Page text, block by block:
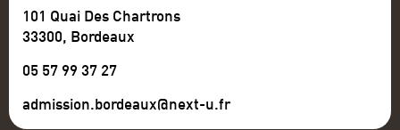
101 Quai Des Chartrons
33300, Bordeaux
05 57 99 37 27
admission.bordeaux@next-u.fr